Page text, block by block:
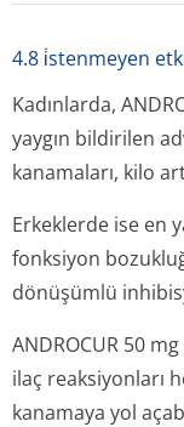
4.8 i̇stenmeyen
Kadınlarda,
yaygın bildirilen
kanamaları, kilo
Erkeklerde ise en
fonksiyon
dönüşümlü
ANDROCUR 50
ilaç reaksiyonları
kanamaya yol